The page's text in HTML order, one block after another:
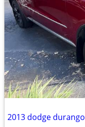
2013 dodge durango